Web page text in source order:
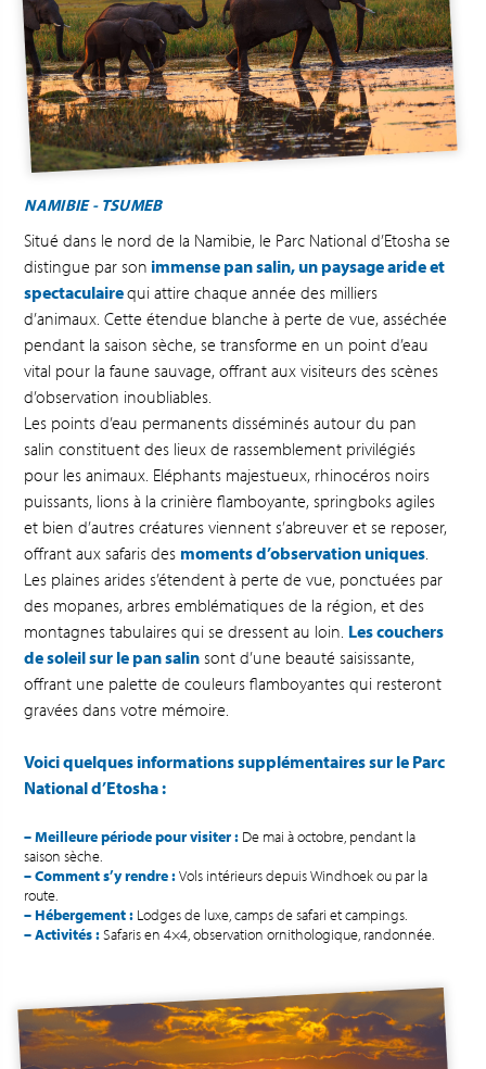
NAMIBIE - TSUMEB
Situé dans le nord de la Namibie, le Parc National d’Etosha se
distingue par son immense pan salin, un paysage aride et
spectaculairequi attire chaque année des milliers
d’animaux. Cette étendue blanche à perte de vue, asséchée
pendant la saison sèche, se transforme en un point d’eau
vital pour la faune sauvage, offrant aux visiteurs des scènes
d’observation inoubliables.
Les points d’eau permanents disséminés autour du pan
salin constituent des lieux de rassemblement privilégiés
pour les animaux. Eléphants majestueux, rhinocéros noirs
puissants, lions à la crinière flamboyante, springboks agiles
et bien d’autres créatures viennent s’abreuver et se reposer,
offrant aux safaris des moments d’observation uniques
Les plaines arides s’étendent à perte de vue, ponctuées par
des mopanes, arbres emblématiques de la région, et des
montagnes tabulaires qui se dressent au loin. Les couchers
de soleil sur le pan salin sont d’une beauté saisissante,
offrant une palette de couleurs flamboyantes qui resteront
gravées dans votre mémoire.
Voici quelques informations supplémentaires sur le Parc
National d’Etosha :
– Meilleure période pour visiter : De mai à octobre, pendant la
saison sèche.
– Comment s’y rendre :Vols intérieurs depuis Windhoek ou par la
route.
– Hébergement : Lodges de luxe, camps de safari et campings.
– Activités :Safaris en 4×4, observation ornithologique, randonnée.